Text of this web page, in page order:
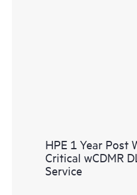
HPE 1 Year Post
Critical wCDMR
Service